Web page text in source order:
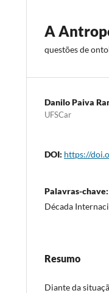
A
questões de
Danilo Paiva
UFSCar
DOI: https://
Palavras-chave:
Década
Resumo
Diante da